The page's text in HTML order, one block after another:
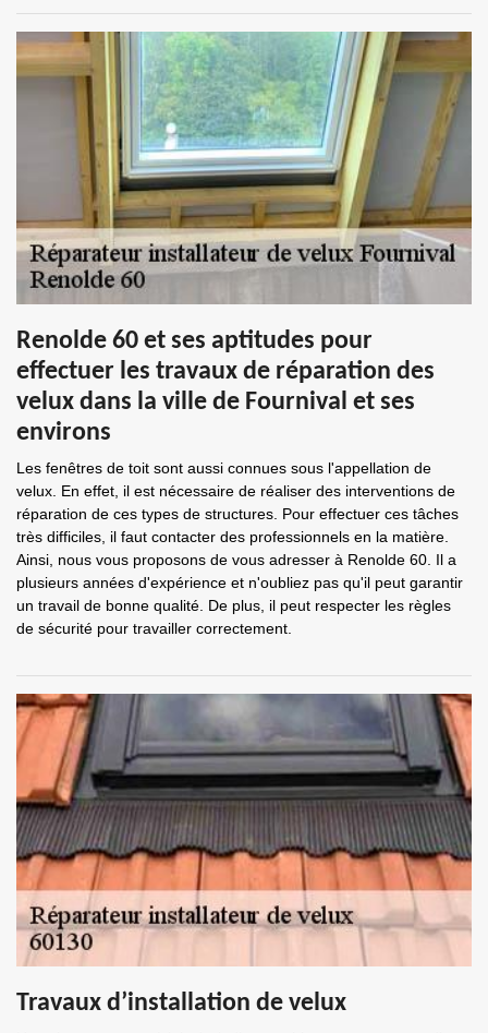
Renolde 60 et ses aptitudes pour
effectuer les travaux de réparation des
velux dans la ville de Fournival et ses
environs
Les fenêtres de toit sont aussi connues sous l'appellation de
velux. En effet, il est nécessaire de réaliser des interventions de
réparation de ces types de structures. Pour effectuer ces tâches
très difficiles, il faut contacter des professionnels en la matière.
Ainsi, nous vous proposons de vous adresser à Renolde 60. Il a
plusieurs années d'expérience et n'oubliez pas qu'il peut garantir
un travail de bonne qualité. De plus, il peut respecter les règles
de sécurité pour travailler correctement.
Travaux d’installation de velux